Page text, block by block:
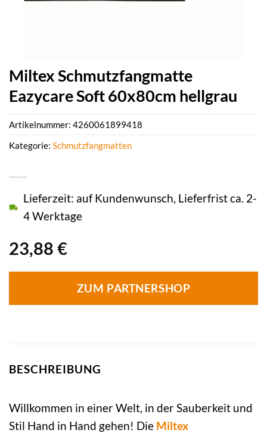
Miltex Schmutzfangmatte
Eazycare Soft 60x80cm hellgrau
23,88 €
Lieferzeit: auf Kundenwunsch, Lieferfrist ca. 2-
4 Werktage
ZUM PARTNERSHOP
Artikelnummer: 4260061899418
Kategorie: Schmutzfangmatten
BESCHREIBUNG
Willkommen in einer Welt, in der Sauberkeit und
Stil Hand in Hand gehen! Die Miltex